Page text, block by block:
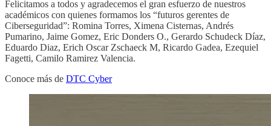
Felicitamos a todos y agradecemos el gran esfuerzo de nuestros
académicos con quienes formamos los “futuros gerentes de
Ciberseguridad”: Romina Torres, Ximena Cisternas, Andrés
Pumarino, Jaime Gomez, Eric Donders O., Gerardo Schudeck Díaz,
Eduardo Diaz, Erich Oscar Zschaeck M, Ricardo Gadea, Ezequiel
Fagetti, Camilo Ramirez Valencia.
Conoce más de DTC Cyber